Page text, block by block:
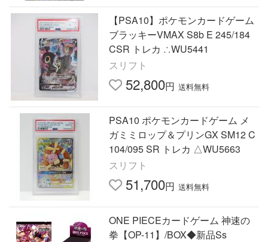
【PSA10】ポケモンカードゲーム
ブラッキーVMAX S8b E 245/184
CSR トレカ ∴WU5441
スリフト
52,800円 送料無料
PSA10 ポケモンカードゲーム メ
ガミミロップ＆プリンGX SM12 C
104/095 SR トレカ △WU5663
スリフト
51,700円 送料無料
ONE PIECEカードゲーム 神速の
拳【OP-11】/BOX◆新品Ss